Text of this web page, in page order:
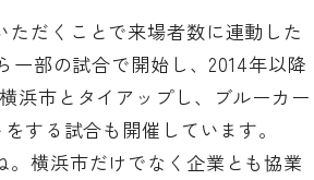
だくことで来場者数に連動した
一部の試合で開始し、2014年以降
浜市とタイアップし、ブルーカー
する試合も開催しています。
横浜市だけでなく企業とも協業